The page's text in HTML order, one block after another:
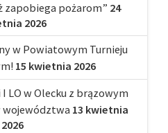
zapobiega pożarom” 24
2026
w Powiatowym Turnieju
15 kwietnia 2026
LO w Olecku z brązowym
13 kwietnia
2026